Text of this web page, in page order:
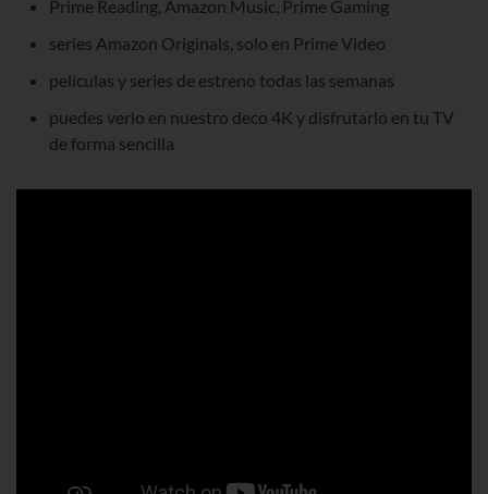
Prime Reading, Amazon Music, Prime Gaming
series Amazon Originals, solo en Prime Video
películas y series de estreno todas las semanas
puedes verlo en nuestro deco 4K y disfrutarlo en tu TV
de forma sencilla